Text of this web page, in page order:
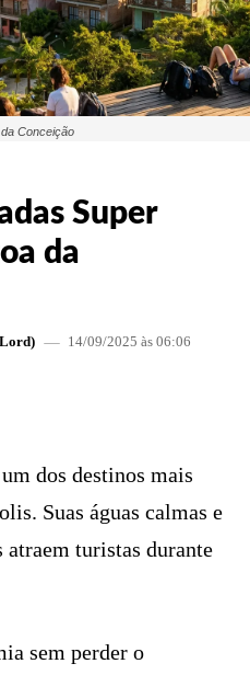
Conceição
Super
da
14/09/2025 às 06:06
dos destinos mais
Suas águas calmas e
atraem turistas durante
sem perder o